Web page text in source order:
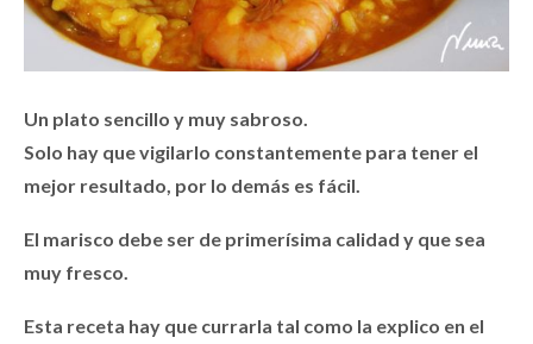
Un plato sencillo y muy sabroso.
Solo hay que vigilarlo constantemente para tener el
mejor resultado, por lo demás es fácil.
El marisco debe ser de primerísima calidad y que sea
muy fresco.
Esta receta hay que currarla tal como la explico en el